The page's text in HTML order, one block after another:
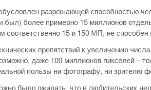
разрешающей способностью
более примерно 15 миллионов
соответственно 15 и 150 МП, не
препятствий к увеличению
даже 100 миллионов пикселей –
пользы ни фотографу, ни зрителю
было ожидать, что в любительских